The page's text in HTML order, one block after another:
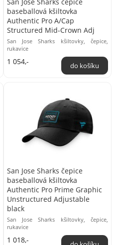
baseballová kšiltovka
Authentic Pro A/Cap
Structured Mid-Crown Adj
San Jose Sharks kšiltovky, čepice,
rukavice
1 054,-
San Jose Sharks čepice
baseballová kšiltovka
Authentic Pro Prime Graphic
Unstructured Adjustable
black
San Jose Sharks kšiltovky, čepice,
rukavice
1 018,-